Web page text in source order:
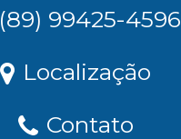
(89) 99425-4596
Localização
Contato